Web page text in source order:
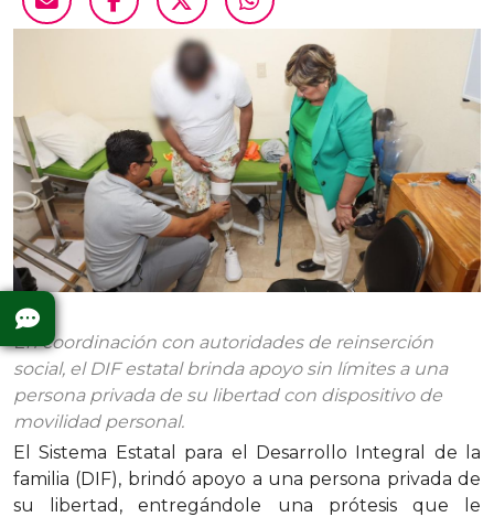
En coordinación con autoridades de reinserción
social, el DIF estatal brinda apoyo sin límites a una
persona privada de su libertad con dispositivo de
movilidad personal.
El Sistema Estatal para el Desarrollo Integral de la
familia (DIF), brindó apoyo a una persona privada de
su libertad, entregándole una prótesis que le